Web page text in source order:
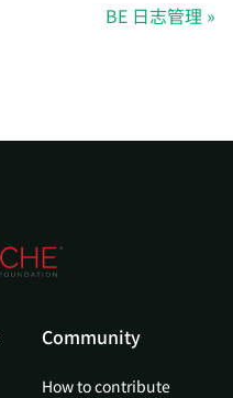
BE 日志管理
Community
How to contribute